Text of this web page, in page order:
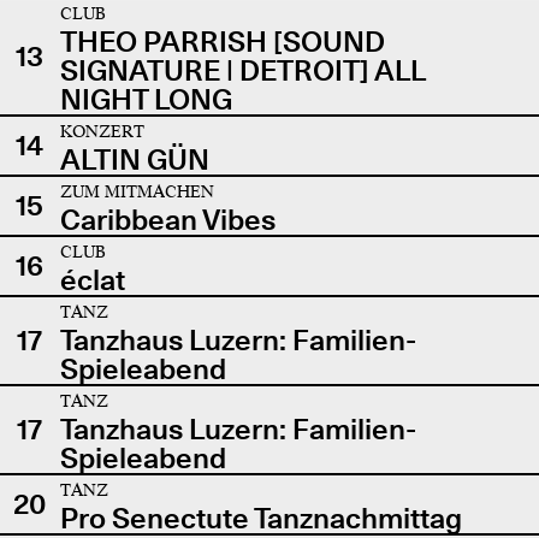
13
CLUB
THEO PARRISH [SOUND
SIGNATURE | DETROIT] ALL
NIGHT LONG
14
KONZERT
ALTIN GÜN
15
ZUM MITMACHEN
Caribbean Vibes
16
CLUB
éclat
17
TANZ
Tanzhaus Luzern: Familien-
Spieleabend
17
TANZ
Tanzhaus Luzern: Familien-
Spieleabend
20
TANZ
Pro Senectute Tanznachmittag